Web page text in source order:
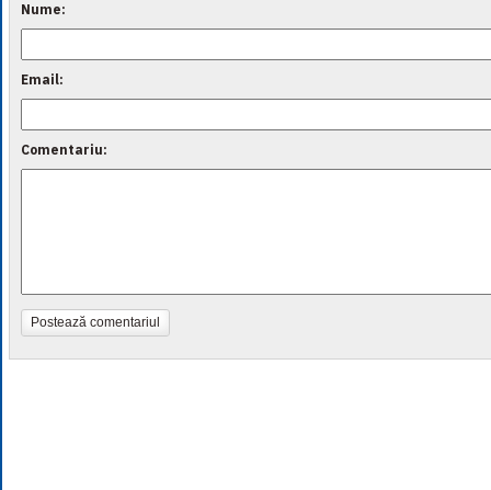
Nume:
Email:
Comentariu:
Postează comentariul